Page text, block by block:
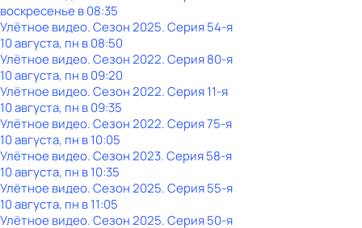
воскресенье в08:35
Улётное видео. Сезон 2025. Серия 54-я
10 августа, пн в 08:50
Улётное видео. Сезон 2022. Серия 80-я
10 августа, пн в 09:20
Улётное видео. Сезон 2022. Серия 11-я
10 августа, пн в 09:35
Улётное видео. Сезон 2022. Серия 75-я
10 августа, пн в 10:05
Улётное видео. Сезон 2023. Серия 58-я
10 августа, пн в 10:35
Улётное видео. Сезон 2025. Серия 55-я
10 августа, пн в 11:05
Улётное видео. Сезон 2025. Серия 50-я